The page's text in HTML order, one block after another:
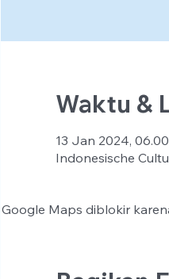
Waktu &
13 Jan 2024,
Indonesische
Google Maps diblokir